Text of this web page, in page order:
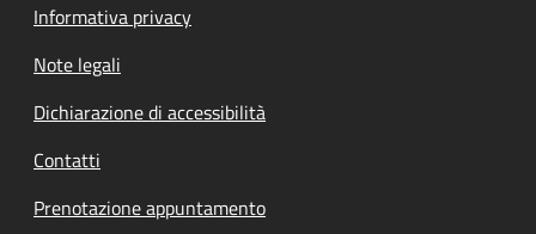
Informativa privacy
Note legali
Dichiarazione di accessibilità
Contatti
Prenotazione appuntamento